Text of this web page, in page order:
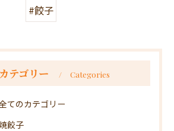
#餃子
カテゴリー Categories
てのカテゴリー
餃子